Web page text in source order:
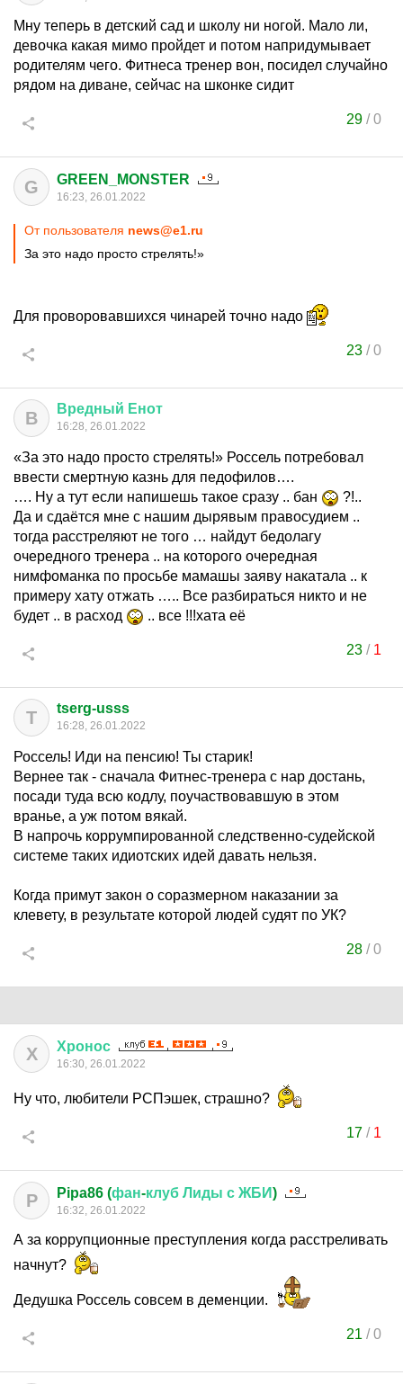
Мну теперь в детский сад и школу ни ногой. Мало ли,
девочка какая мимо пройдет и потом напридумывает
родителям чего. Фитнеса тренер вон, посидел случайно
рядом на диване, сейчас на шконке сидит
29 /0
G GREEN_MONSTER
16:23, 26.01.2022
От пользователя news@e1.ru
За это надо просто стрелять!»
Для проворовавшихся чинарей точно надо
23 /0
В Вредный Енот
16:28, 26.01.2022
«За это надо просто стрелять!» Россель потребовал
ввести смертную казнь для педофилов….
…. Ну а тут если напишешь такое сразу .. бан
?!..
Да и сдаётся мне с нашим дырявым правосудием ..
тогда расстреляют не того … найдут бедолагу
очередного тренера .. на которого очередная
нимфоманка по просьбе мамашы заяву накатала .. к
примеру хату отжать ….. Все разбираться никто и не
будет .. в расход
.. все !!!хата её
23 / 1
T tserg-usss
16:28, 26.01.2022
Россель! Иди на пенсию! Ты старик!
Вернее так - сначала Фитнес-тренера с нар достань,
посади туда всю кодлу, поучаствовавшую в этом
вранье, а уж потом вякай.
В напрочь коррумпированной следственно-судейской
системе таких идиотских идей давать нельзя.
Когда примут закон о соразмерном наказании за
клевету, в результате которой людей судят по УК?
28 /0
Х Хронос
16:30, 26.01.2022
Ну что, любители РСПэшек, страшно?
17 / 1
P Pipa86 (фан-клуб Лиды с ЖБИ)
16:32, 26.01.2022
А за коррупционные преступления когда расстреливать
начнут?
Дедушка Россель совсем в деменции.
21 /0